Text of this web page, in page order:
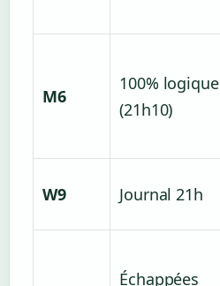
M6
100% logique
(21h10)
W9 Journal 21h
Échappées